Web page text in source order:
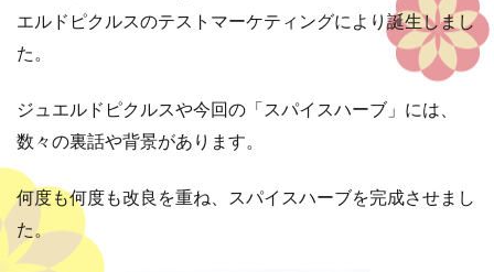
エルドピクルスのテストマーケティングにより誕生しまし
た。
ジュエルドピクルスや今回の「スパイスハーブ」には、
数々の裏話や背景があります。
何度も何度も改良を重ね、スパイスハーブを完成させまし
た。